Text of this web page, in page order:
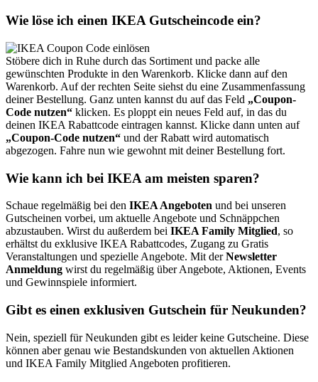
Wie löse ich einen IKEA Gutscheincode ein?
Stöbere dich in Ruhe durch das Sortiment und packe alle
gewünschten Produkte in den Warenkorb. Klicke dann auf den
Warenkorb. Auf der rechten Seite siehst du eine Zusammenfassung
deiner Bestellung. Ganz unten kannst du auf das Feld „Coupon-
Code nutzen“ klicken. Es ploppt ein neues Feld auf, in das du
deinen IKEA Rabattcode eintragen kannst. Klicke dann unten auf
„Coupon-Code nutzen“ und der Rabatt wird automatisch
abgezogen. Fahre nun wie gewohnt mit deiner Bestellung fort.
Wie kann ich bei IKEA am meisten sparen?
Schaue regelmäßig bei den IKEA Angeboten und bei unseren
Gutscheinen vorbei, um aktuelle Angebote und Schnäppchen
abzustauben. Wirst du außerdem bei IKEA Family Mitglied, so
erhältst du exklusive IKEA Rabattcodes, Zugang zu Gratis
Veranstaltungen und spezielle Angebote. Mit derNewsletter
Anmeldung wirst du regelmäßig über Angebote, Aktionen, Events
und Gewinnspiele informiert.
Gibt es einen exklusiven Gutschein für Neukunden?
Nein, speziell für Neukunden gibt es leider keine Gutscheine. Diese
können aber genau wie Bestandskunden von aktuellen Aktionen
und IKEA Family Mitglied Angeboten profitieren.